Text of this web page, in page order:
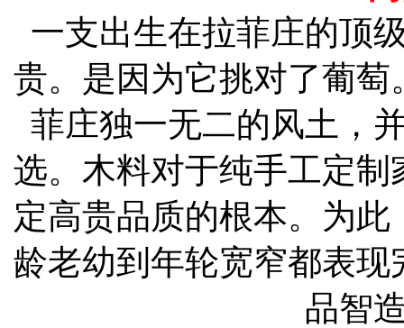
一支出生在拉菲庄的顶
贵。是因为它挑对了葡
菲庄独一无二的风土，
选。木料对于纯手工定
定高贵品质的根本。为
龄老幼到年轮宽窄都表
品智